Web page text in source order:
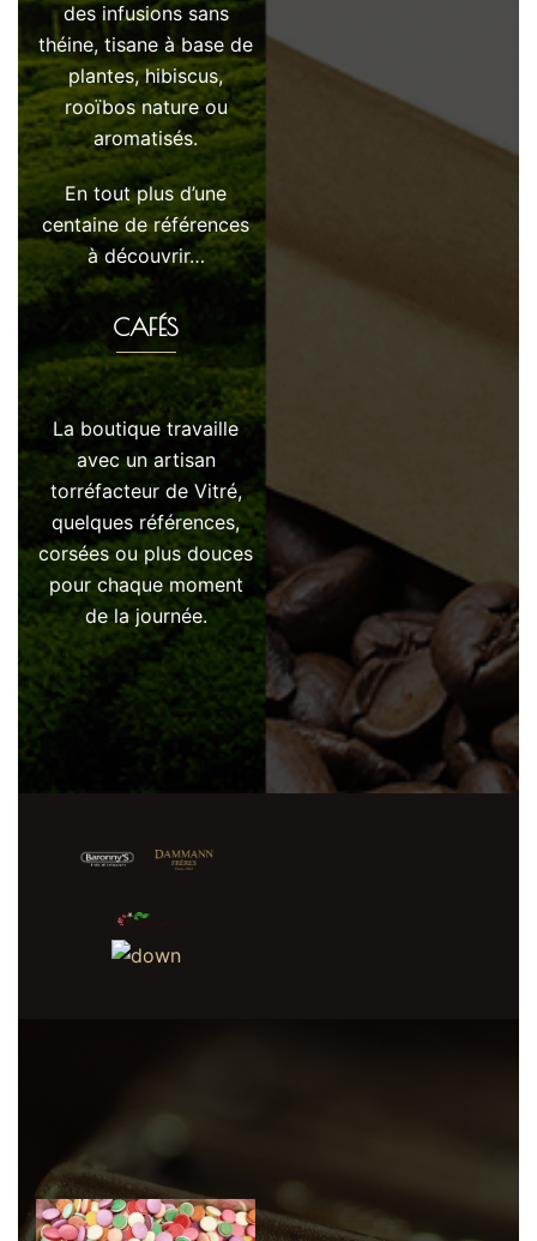
des infusions sans
théine, tisane à base de
plantes, hibiscus,
rooïbos nature ou
aromatisés.
En tout plus d’une
centaine de références
à découvrir…
CAFÉS
La boutique travaille
avec un artisan
torréfacteur de Vitré,
quelques références,
corsées ou plus douces
pour chaque moment
de la journée.